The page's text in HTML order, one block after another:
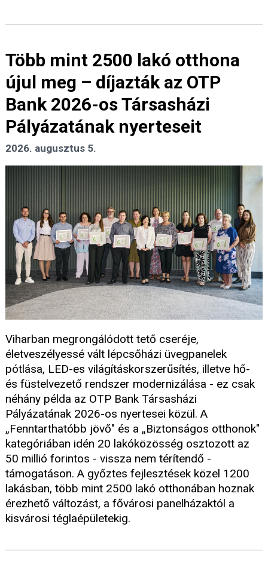
Több mint 2500 lakó otthona
újul meg – díjazták az OTP
Bank 2026-os Társasházi
Pályázatának nyerteseit
2026. augusztus 5.
Viharban megrongálódott tető cseréje,
életveszélyessé vált lépcsőházi üvegpanelek
pótlása, LED-es világításkorszerűsítés, illetve hő-
és füstelvezető rendszer modernizálása - ez csak
néhány példa az OTP Bank Társasházi
Pályázatának 2026-os nyertesei közül. A
„Fenntarthatóbb jövő" és a „Biztonságos otthonok"
kategóriában idén 20 lakóközösség osztozott az
50 millió forintos - vissza nem térítendő -
támogatáson. A győztes fejlesztések közel 1200
lakásban, több mint 2500 lakó otthonában hoznak
érezhető változást, a fővárosi panelházaktól a
kisvárosi téglaépületekig.